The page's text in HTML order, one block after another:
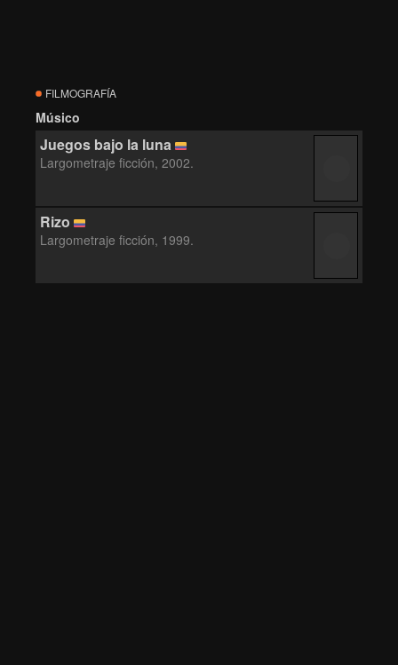
FILMOGRAFÍA
Músico
Juegos bajo la luna
Largometraje ficción, 2002.
Rizo
Largometraje ficción, 1999.